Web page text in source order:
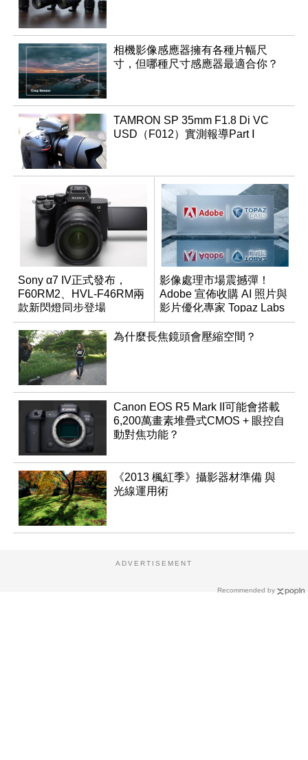
相機影像感應器擁有各種片幅尺
寸，但哪種尺寸感應器最適合你？
TAMRON SP 35mm F1.8 Di VC
USD（F012）實測報導Part Ⅰ
Sony α7 IV正式發布，
F60RM2、HVL-F46RM兩
款新閃燈同步登場
影像處理市場震撼彈！
Adobe 宣佈收購 AI 照片與
影片優化專家 Topaz Labs
為什麼長焦鏡頭會壓縮空間？
Canon EOS R5 Mark II可能會搭載
6,200萬畫素堆疊式CMOS + 眼控自
動對焦功能？
《2013 楓紅季》攝影器材準備 與
光線運用術
Recommended by
ADVERTISEMENT